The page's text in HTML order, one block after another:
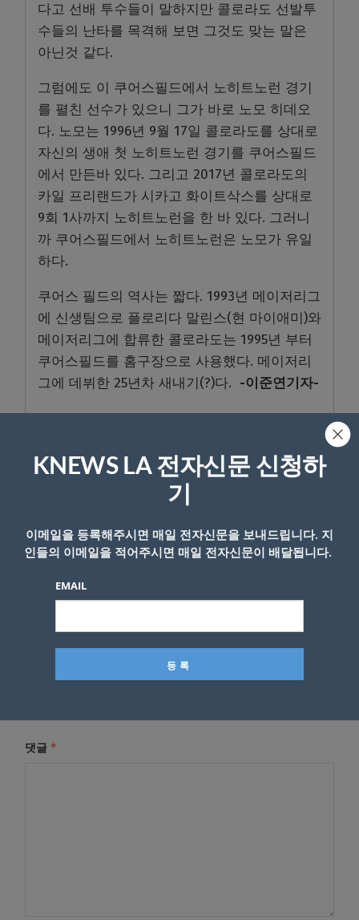
다고 선배 투수들이 말하지만 콜로라도 선발투
수들의 난타를 목격해 보면 그것도 맞는 말은
아닌것 같다.
그럼에도 이 쿠어스필드에서 노히트노런 경기
를 펼친 선수가 있으니 그가 바로 노모 히데오
다. 노모는 1996년 9월 17일 콜로라도를 상대로
자신의 생애 첫 노히트노런 경기를 쿠어스필드
에서 만든바 있다. 그리고 2017년 콜로라도의
카일 프리랜드가 시카고 화이트삭스를 상대로
9회 1사까지 노히트노런을 한 바 있다. 그러니
까 쿠어스필드에서 노히트노런은 노모가 유일
하다.
쿠어스 필드의 역사는 짧다. 1993년 메이저리그
에 신생팀으로 플로리다 말린스(현 마이애미)와
메이저리그에 합류한 콜로라도는 1995년 부터
쿠어스필드를 홈구장으로 사용했다. 메이저리
그에 데뷔한 25년차 새내기(?)다. -이준연기자-
ⓒ KNEWSLA – 무단 전재, 변형, 무단배포, 무단
재배포 금지
- Copyright © KNEWSLA.COM, 무단 전재 및 재배포 금지
댓글 *
KNEWS LA 전자신문 신청하
기
이메일을 등록해주시면 매일 전자신문을 보내드립니다. 지
인들의 이메일을 적어주시면 매일 전자신문이 배달됩니다.
EMAIL